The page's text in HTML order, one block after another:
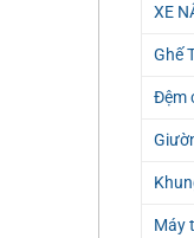
XE
Ghế
Đệm
Máy